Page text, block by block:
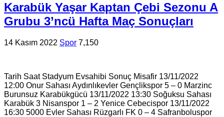
Karabük Yaşar Kaptan Çebi Sezonu A
Grubu 3’ncü Hafta Maç Sonuçları
14 Kasım 2022 Spor 7,150
Tarih Saat Stadyum Evsahibi Sonuç Misafir 13/11/2022
12:00 Onur Sahası Aydınlıkevler Gençlikspor 5 – 0 Marzinc
Burunsuz Karabükgücü 13/11/2022 13:30 Soğuksu Sahası
Karabük 3 Nisanspor 1 – 2 Yenice Cebecispor 13/11/2022
16:30 5000 Evler Sahası Rüzgarlı FK 0 – 4 Safranboluspor